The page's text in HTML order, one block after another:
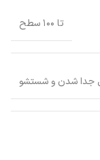
خانه یا حتی فضای باز را
تا ۱۰۰ سطح
جدا شدن و شستشو